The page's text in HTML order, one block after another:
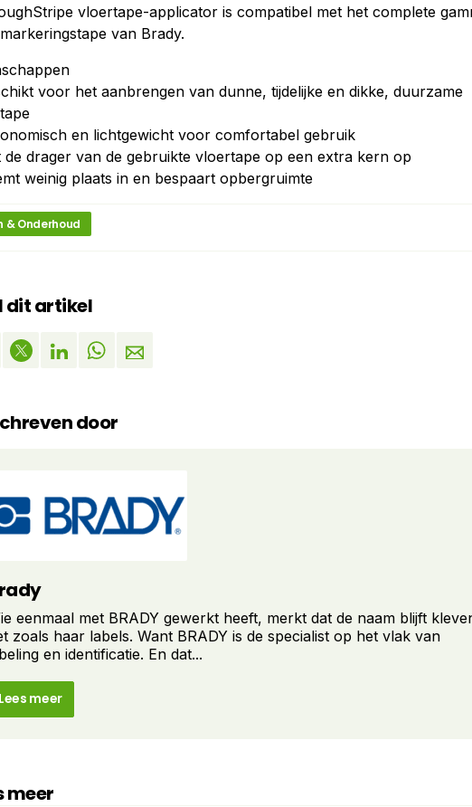
vloertape-applicator is compatibel met het complete
van Brady.
voor het aanbrengen van dunne, tijdelijke en dikke, duurzame
en lichtgewicht voor comfortabel gebruik
de drager van de gebruikte vloertape op een extra kern op
weinig plaats in en bespaart opbergruimte
& Onderhoud
dit artikel
door
eenmaal met BRADY gewerkt heeft, merkt dat de naam blijft
zoals haar labels. Want BRADY is de specialist op het vlak van
en identificatie. En dat...
Lees meer
meer